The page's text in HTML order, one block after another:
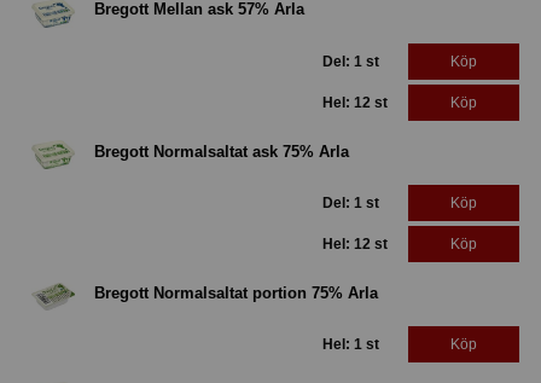
Bregott Mellan ask 57% Arla
Del: 1 st Köp
Hel: 12 st Köp
Bregott Normalsaltat ask 75% Arla
Del: 1 st Köp
Hel: 12 st Köp
Bregott Normalsaltat portion 75% Arla
Hel: 1 st Köp